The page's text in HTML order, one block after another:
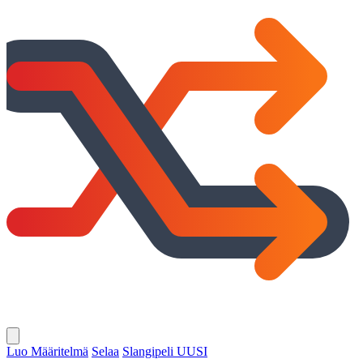
Luo Määritelmä Selaa Slangipeli UUSI